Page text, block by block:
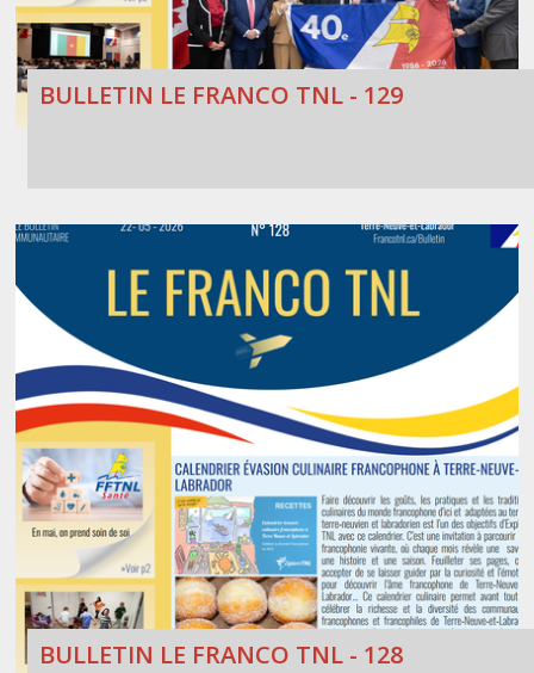
BULLETIN LE FRANCO TNL - 129
BULLETIN LE FRANCO TNL - 128